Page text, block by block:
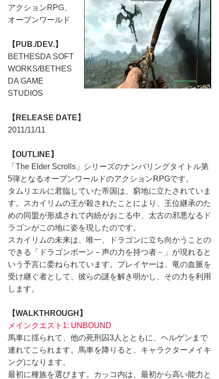
アクションRPG、
オープンワールド
【PUB./DEV.】
BETHESDA SOFT
WORKS/BETHES
DA GAME
STUDIOS
【RELEASE DATE】
2011/11/11
【OUTLINE】
「The Elder Scrolls」シリーズのナンバリングタイトル第
5弾となるオープンワールドのアクションRPGです。
タムリエルに君臨していた帝国は、窮地に立たされていま
す。スカイリムの王が殺されたことにより、王位継承のた
めの同盟が形成されて内紛がおこる中、太古の邪悪なるド
ラゴンがこの地に姿を現したのです。
スカイリムの未来は、唯一、ドラゴンに立ち向かうことの
できる「ドラゴンボーン－声の力を持つ者－」が現れると
いう予言に委ねられています。プレイヤーは、竜の血脈を
受け継ぐ者として、彼らの謎を解き明かし、その力を利用
します。
【WALKTHROUGH】
メインクエスト1: UNBOUND
馬車に揺られて、他の死刑囚3人とともに、ヘルゲンまで
連れてこられます。馬車を降りると、キャラクターメイキ
ングになります。
最初に種族を選びます。カッコ内は、最初から高い能力と